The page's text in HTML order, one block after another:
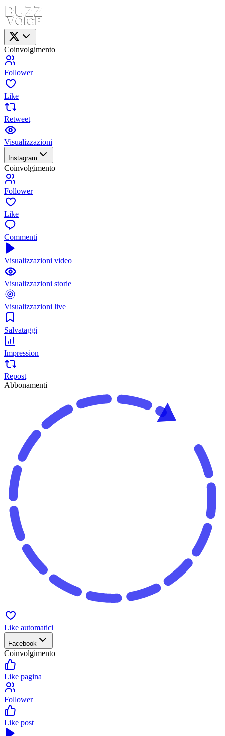
Coinvolgimento
Follower
Like
Retweet
Visualizzazioni
Instagram
Coinvolgimento
Follower
Like
Commenti
Visualizzazioni video
Visualizzazioni storie
Visualizzazioni live
Salvataggi
Impression
Repost
Abbonamenti
Like automatici
Facebook
Coinvolgimento
Like pagina
Follower
Like post